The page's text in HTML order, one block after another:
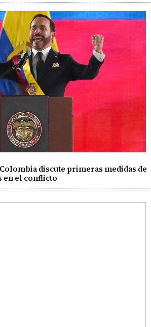
discute primeras medidas de
en el conflicto